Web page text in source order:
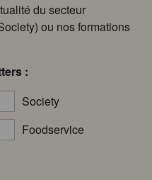
du secteur
ou nos formations
:
Society
Foodservice